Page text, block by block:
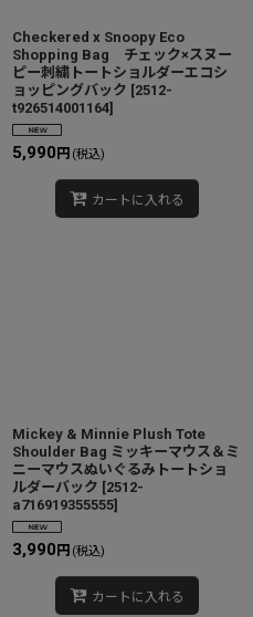
Checkered x Snoopy Eco
Shopping Bag チェック×スヌー
ピー刺繍トートショルダーエコシ
ョッピングバック [2512-
t926514001164]
5,990 円 (税込)
カートに入れる
Mickey & Minnie Plush Tote
Shoulder Bag ミッキーマウス＆ミ
ニーマウスぬいぐるみトートショ
ルダーバック [2512-
a716919355555]
3,990 円 (税込)
カートに入れる